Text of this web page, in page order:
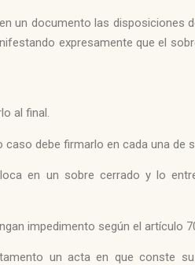
un documento las disposiciones
expresamente que el
al final.
debe firmarlo en cada una de
en un sobre cerrado y lo
impedimento según el artículo
un acta en que conste